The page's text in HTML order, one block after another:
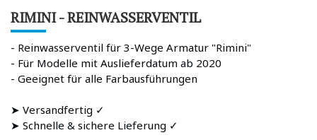
RIMINI - REINWASSERVENTIL
- Reinwasserventil für 3-Wege Armatur "Rimini"
- Für Modelle mit Auslieferdatum ab 2020
- Geeignet für alle Farbausführungen
➤ Versandfertig ✓
➤ Schnelle & sichere Lieferung ✓